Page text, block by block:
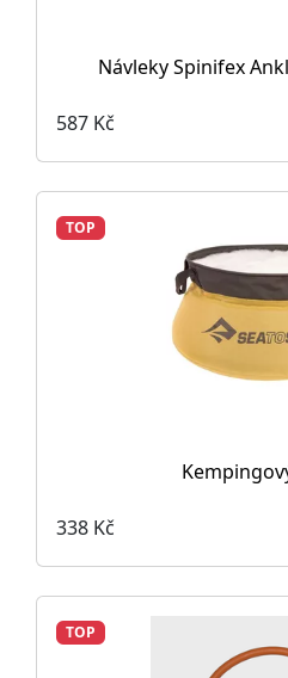
Návleky Spinifex
587 Kč
TOP
338 Kč
TOP